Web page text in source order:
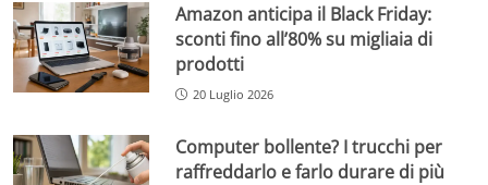
Amazon anticipa il Black Friday:
sconti fino all’80% su migliaia di
prodotti
20 Luglio 2026
Computer bollente? I trucchi per
raffreddarlo e farlo durare di più